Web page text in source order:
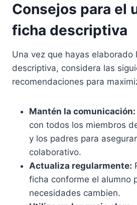
Consejos para el
ficha descriptiva
Una vez que hayas elaborado
descriptiva, considera las
recomendaciones para
Mantén la comunicación:
con todos los miembros
y los padres para
colaborativo.
Actualiza regularmente:
ficha conforme el alumno
necesidades cambien.